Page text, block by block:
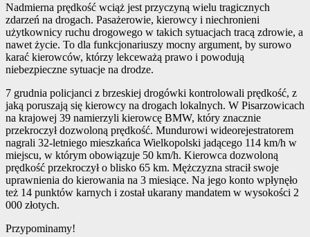
Nadmierna prędkość wciąż jest przyczyną wielu tragicznych
zdarzeń na drogach. Pasażerowie, kierowcy i niechronieni
użytkownicy ruchu drogowego w takich sytuacjach tracą zdrowie, a
nawet życie. To dla funkcjonariuszy mocny argument, by surowo
karać kierowców, którzy lekceważą prawo i powodują
niebezpieczne sytuacje na drodze.
7 grudnia policjanci z brzeskiej drogówki kontrolowali prędkość, z
jaką poruszają się kierowcy na drogach lokalnych. W Pisarzowicach
na krajowej 39 namierzyli kierowcę BMW, który znacznie
przekroczył dozwoloną prędkość. Mundurowi wideorejestratorem
nagrali 32-letniego mieszkańca Wielkopolski jadącego 114 km/h w
miejscu, w którym obowiązuje 50 km/h. Kierowca dozwoloną
prędkość przekroczył o blisko 65 km. Mężczyzna stracił swoje
uprawnienia do kierowania na 3 miesiące. Na jego konto wpłynęło
też 14 punktów karnych i został ukarany mandatem w wysokości 2
000 złotych.
Przypominamy!